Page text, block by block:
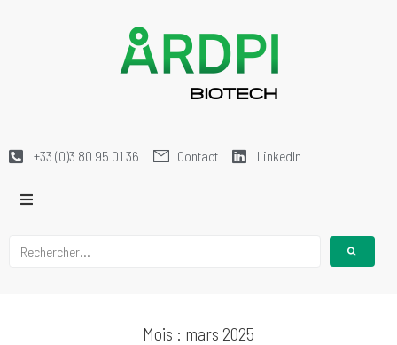
+33 (0)3 80 95 01 36 Contact LinkedIn
Mois : mars 2025